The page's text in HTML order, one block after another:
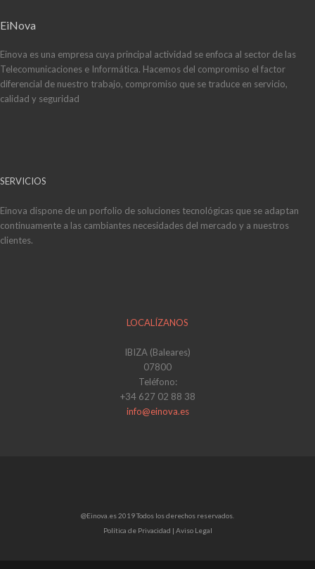
EiNova
Einova es una empresa cuya principal actividad se enfoca al sector de las
Telecomunicaciones e Informática. Hacemos del compromiso el factor
diferencial de nuestro trabajo, compromiso que se traduce en servicio,
calidad y seguridad
SERVICIOS
Einova dispone de un porfolio de soluciones tecnológicas que se adaptan
continuamente a las cambiantes necesidades del mercado y a nuestros
clientes.
LOCALÍZANOS
IBIZA (Baleares)
07800
Teléfono:
+34 627 02 88 38
info@einova.es
@Einova.es 2019 Todos los derechos reservados.
Política de Privacidad | Aviso Legal